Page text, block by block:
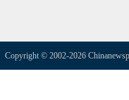
Copyright © 2002-2026